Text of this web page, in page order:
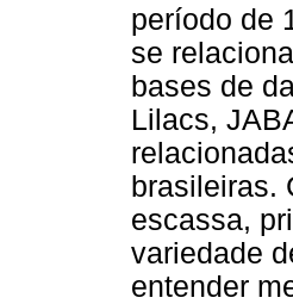
período de
se
bases de
Lilacs,
brasileiras.
escassa,
variedade
entender